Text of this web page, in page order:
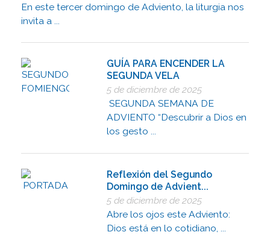
En este tercer domingo de Adviento, la liturgia nos
invita a ...
GUÍA PARA ENCENDER LA
SEGUNDA VELA
5 de diciembre de 2025
SEGUNDA SEMANA DE
ADVIENTO “Descubrir a Dios en
los gesto ...
Reflexión del Segundo
Domingo de Advient...
5 de diciembre de 2025
Abre los ojos este Adviento:
Dios está en lo cotidiano, ...